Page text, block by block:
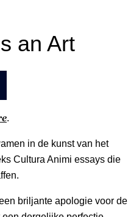
an Art
.
in de kunst van het
Cultura Animi essays die
briljante apologie voor de